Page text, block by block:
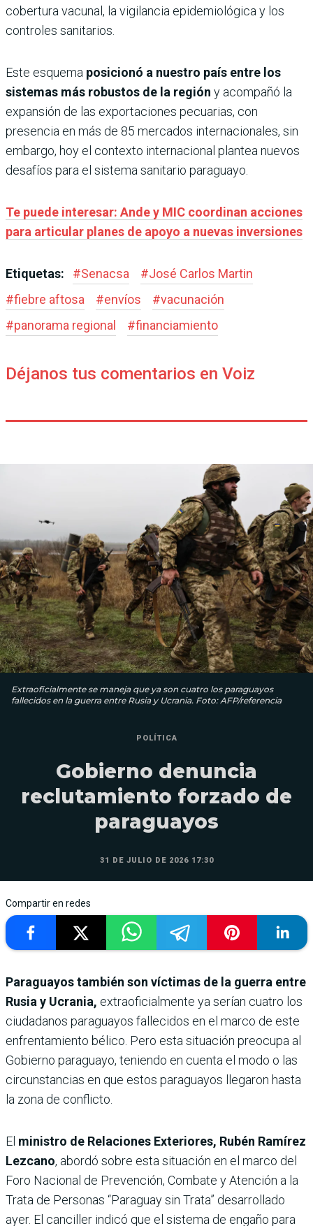
cobertura vacunal, la vigilancia epidemiológica y los
controles sanitarios.
Este esquema posicionó a nuestro país entre los
sistemas más robustos de la región y acompañó la
expansión de las exportaciones pecuarias, con
presencia en más de 85 mercados internacionales, sin
embargo, hoy el contexto internacional plantea nuevos
desafíos para el sistema sanitario paraguayo.
Te puede interesar: Ande y MIC coordinan acciones
para articular planes de apoyo a nuevas inversiones
Etiquetas: #Senacsa #José Carlos Martin
#fiebre aftosa #envíos #vacunación
#panorama regional #financiamiento
Déjanos tus comentarios en Voiz
Extraoficialmente se maneja que ya son cuatro los paraguayos
fallecidos en la guerra entre Rusia y Ucrania. Foto: AFP/referencia
POLÍTICA
Gobierno denuncia
reclutamiento forzado de
paraguayos
31 DE JULIO DE 2026 17:30
Compartir en redes
Paraguayos también son víctimas de la guerra entre
Rusia y Ucrania, extraoficialmente ya serían cuatro los
ciudadanos paraguayos fallecidos en el marco de este
enfrentamiento bélico. Pero esta situación preocupa al
Gobierno paraguayo, teniendo en cuenta el modo o las
circunstancias en que estos paraguayos llegaron hasta
la zona de conflicto.
El ministro de Relaciones Exteriores, Rubén Ramírez
Lezcano, abordó sobre esta situación en el marco del
Foro Nacional de Prevención, Combate y Atención a la
Trata de Personas “Paraguay sin Trata” desarrollado
ayer. El canciller indicó que el sistema de engaño para